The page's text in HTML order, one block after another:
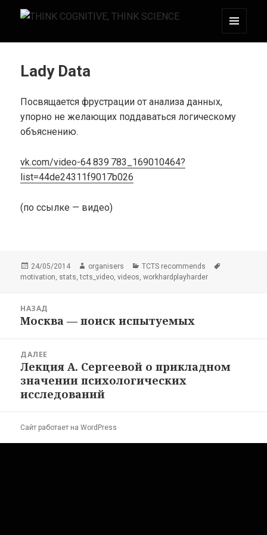
THINK COGNITIVE, THINK SCIENCE
Lady Data
Посвящается фрустрации от анализа данных,
упорно не желающих поддаваться логическому
объяснению.
vk.com/video-64 839 783_169010464?
list=44de24311f9017b026
(по ссылке — видео)
Опубликовано
24/05/2014 Автор
organisers Рубрики
TCTS recommends
motivation, stats,tcts_video,videos,workhardplayharder
НАЗАД
Предыдущая
Москва — поиск испытуемых
ДАЛЕЕ
Следующая
запись:
Лекция А. Сергеевой о прикладном
значении психологических
исследований
Сайт работает на WordPress